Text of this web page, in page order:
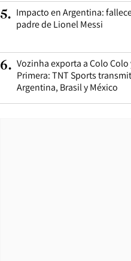
5. Impacto en Argentina:
padre de Lionel Messi
6. Vozinha exporta a Colo Colo
Primera: TNT Sports
Argentina, Brasil y México